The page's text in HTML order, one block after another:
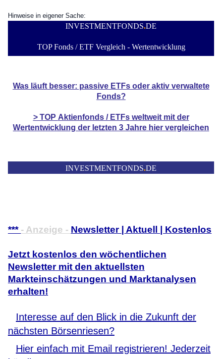
Hinweise in eigener Sache:
INVESTMENTFONDS.DE
TOP Fonds / ETF Vergleich - Wertentwicklung
Was läuft besser: passive ETFs oder aktiv verwaltete
Fonds?
> TOP Aktienfonds / ETFsweltweit mit der
Wertentwicklung der letzten 3 Jahre hier vergleichen
INVESTMENTFONDS.DE
*** - Anzeige - Newsletter | Aktuell | Kostenlos
Jetzt kostenlos den wöchentlichen
Newsletter mit den aktuellsten
Markteinschätzungen und Marktanalysen
erhalten!
Interesse auf den Blick in die Zukunft der
nächsten Börsenriesen?
Hier einfach mit Email registrieren! Jederzeit